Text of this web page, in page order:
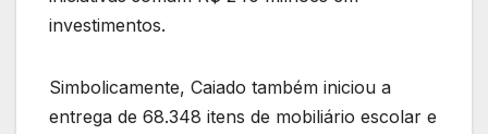
investimentos.
Simbolicamente, Caiado também iniciou a
entrega de 68.348 itens de mobiliário escolar e